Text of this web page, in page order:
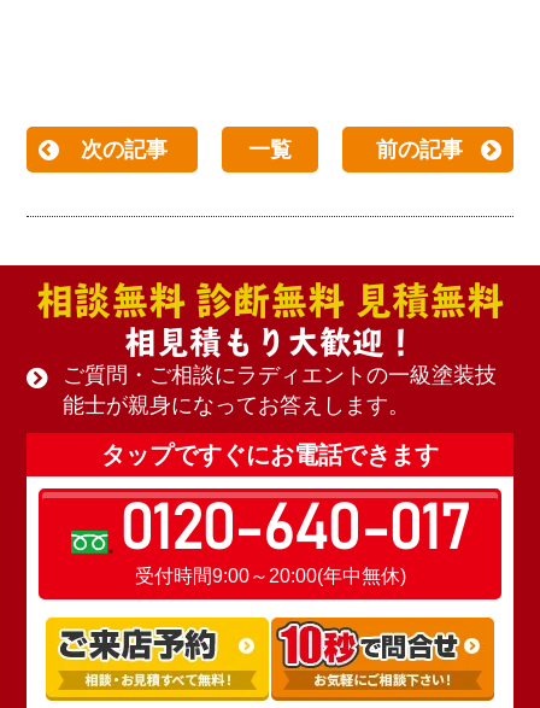
次の記事 一覧 前の記事
相談無料 診断無料 見積無料
相見積もり大歓迎！
ご質問・ご相談にラディエントの一級塗装技
能士が親身になってお答えします。
タップですぐにお電話できます
0120-640-017
受付時間9:00～20:00(年中無休)